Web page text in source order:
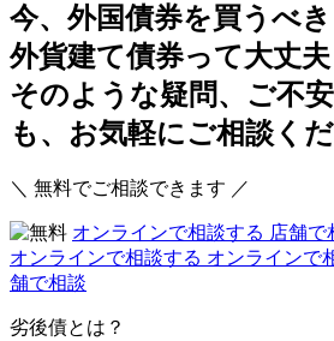
今、外国債券を買うべき
外貨建て債券って大丈夫
そのような疑問、ご不
も、お気軽にご相談くだ
＼ 無料でご相談できます ／
オンラインで相談する 店舗で
オンラインで相談する オンラインで
舗で相談
劣後債とは？